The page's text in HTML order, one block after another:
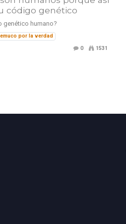
código genético
genético humano?
por la verdad
0 1531